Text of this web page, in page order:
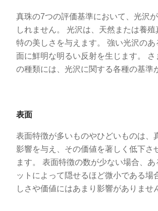
真珠の7つの評価基準において、光沢
しれません。 光沢は、天然または養殖
特の美しさを与えます。 強い光沢のあ
面に鮮明な明るい反射を生じます。 さ
の種類には、光沢に関する各種の基準
表面
表面特徴が多いものやひどいものは、
影響を与え、その価値を著しく低下さ
ます。 表面特徴の数が少ない場合、あ
ットによって隠せるほど微小である場
しさや価値にはあまり影響がありませ